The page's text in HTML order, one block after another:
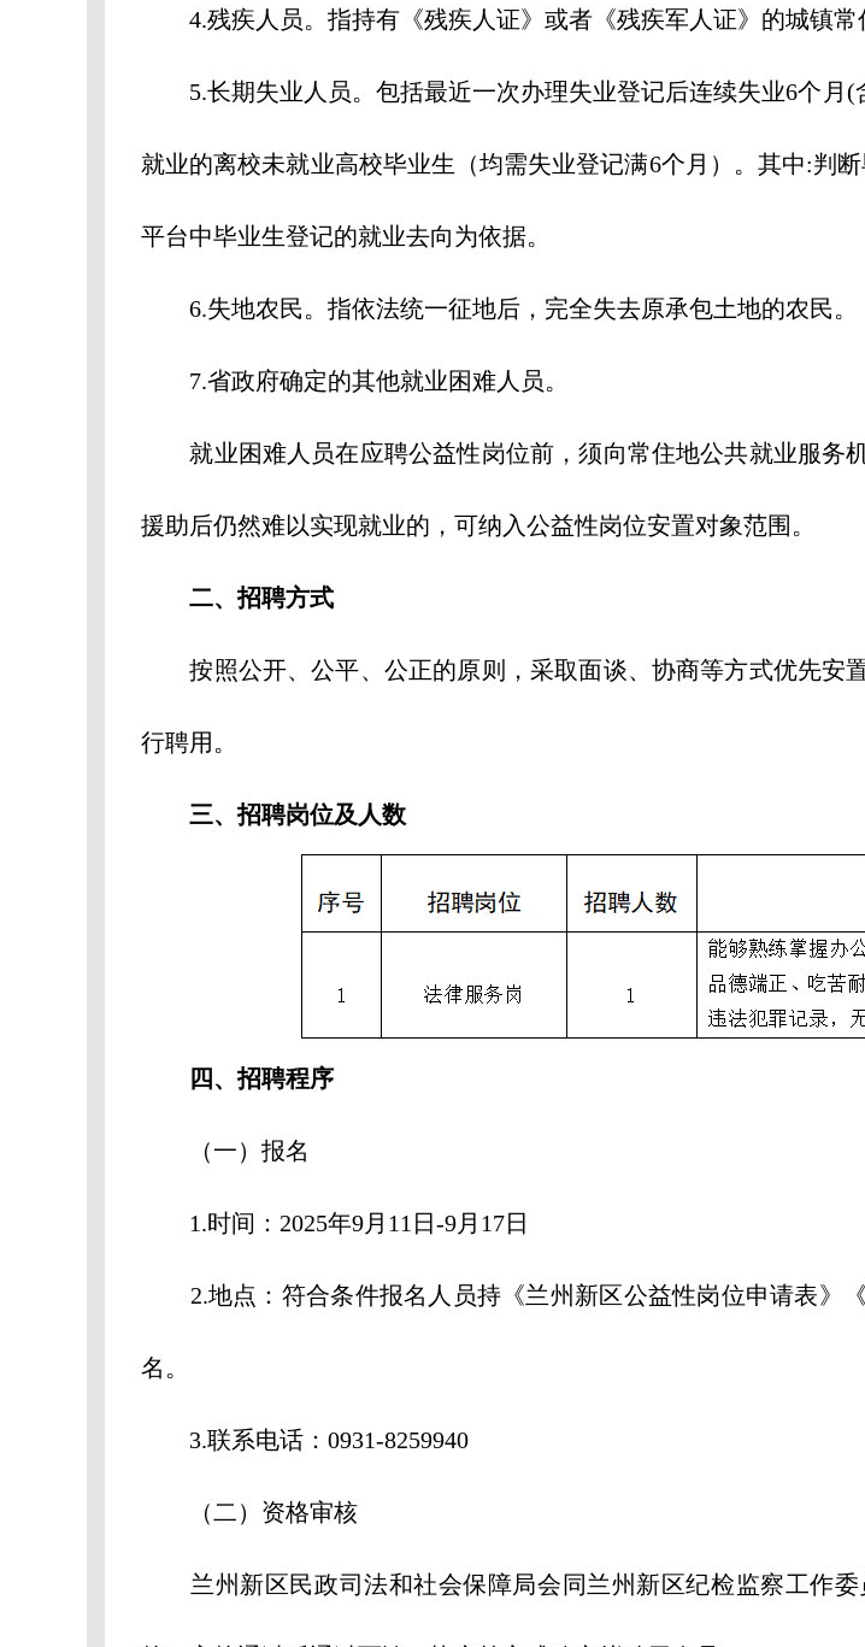
4.残疾人员。指持有《残疾人证》或者《残疾军人证》的城镇常
5.长期失业人员。包括最近一次办理失业登记后连续失业6个月(
就业的离校未就业高校毕业生（均需失业登记满6个月）。其中:判
平台中毕业生登记的就业去向为依据。
6.失地农民。指依法统一征地后，完全失去原承包土地的农民。
7.省政府确定的其他就业困难人员。
就业困难人员在应聘公益性岗位前，须向常住地公共就业服务
援助后仍然难以实现就业的，可纳入公益性岗位安置对象范围。
二、招聘方式
按照公开、公平、公正的原则，采取面谈、协商等方式优先安
行聘用。
三、招聘岗位及人数
四、招聘程序
（一）报名
1.时间：2025年9月11日-9月17日
2.地点：符合条件报名人员持《兰州新区公益性岗位申请表》
名。
3.联系电话：0931-8259940
（二）资格审核
兰州新区民政司法和社会保障局会同兰州新区纪检监察工作委